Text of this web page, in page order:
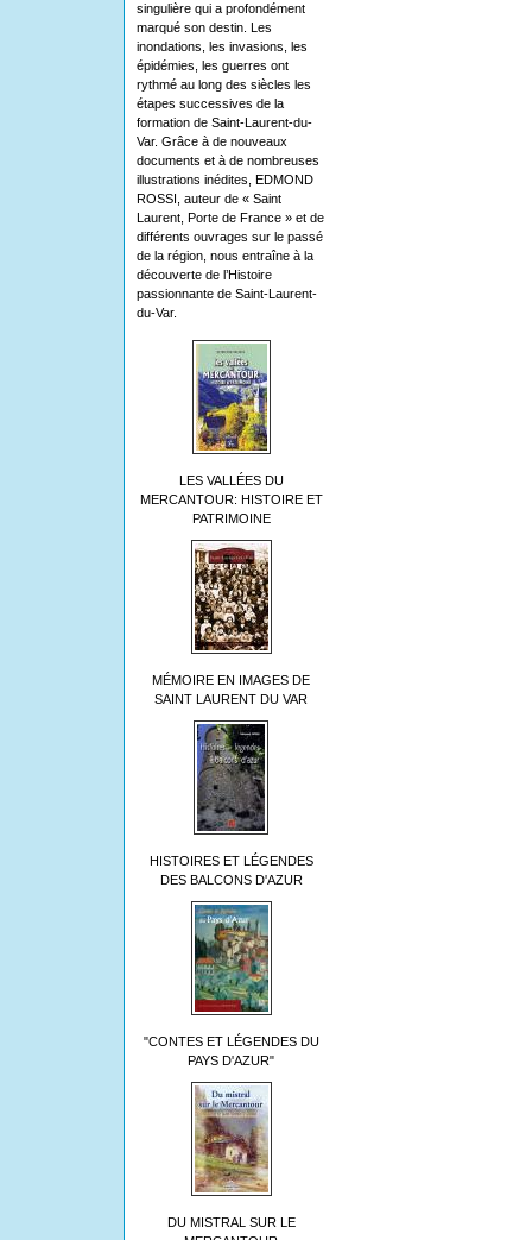
singulière qui a profondément
marqué son destin. Les
inondations, les invasions, les
épidémies, les guerres ont
rythmé au long des siècles les
étapes successives de la
formation de Saint-Laurent-du-
Var. Grâce à de nouveaux
documents et à de nombreuses
illustrations inédites, EDMOND
ROSSI, auteur de « Saint
Laurent, Porte de France » et de
différents ouvrages sur le passé
de la région, nous entraîne à la
découverte de l’Histoire
passionnante de Saint-Laurent-
du-Var.
LES VALLÉES DU
MERCANTOUR: HISTOIRE ET
PATRIMOINE
MÉMOIRE EN IMAGES DE
SAINT LAURENT DU VAR
HISTOIRES ET LÉGENDES
DES BALCONS D'AZUR
"CONTES ET LÉGENDES DU
PAYS D'AZUR"
DU MISTRAL SUR LE